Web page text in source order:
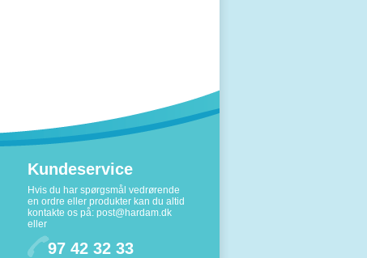
Kundeservice
Hvis du har spørgsmål vedrørende
en ordre eller produkter kan du altid
kontakte os på: post@hardam.dk
eller
97 42 32 33